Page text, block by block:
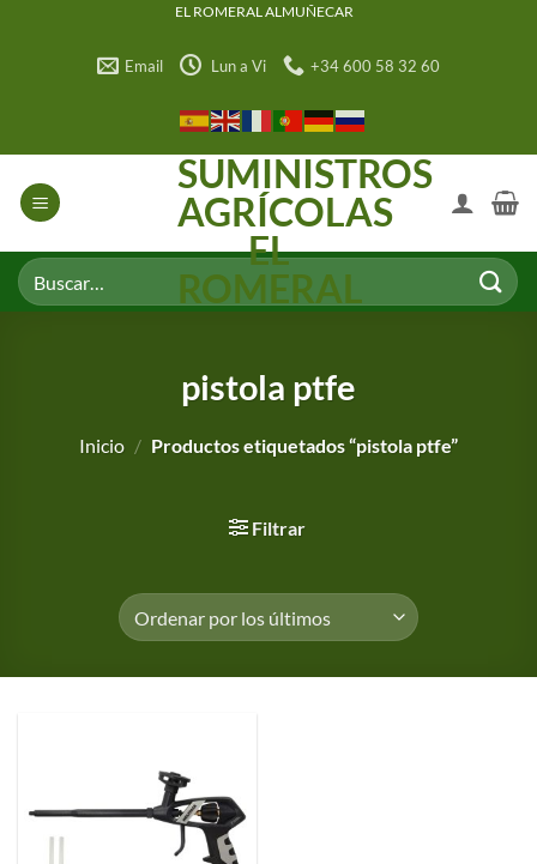
EL ROMERAL ALMUÑECAR
Email Lun a Vi +34 600 58 32 60
SUMINISTROS
AGRÍCOLAS
EL
ROMERAL
Buscar
por:
pistola ptfe
Inicio / Productos etiquetados “pistola ptfe”
Filtrar